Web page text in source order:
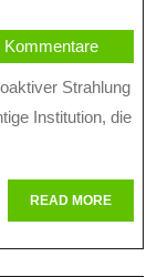
Im
Kommentare
Institution, die
READ MOREREAD
MORE